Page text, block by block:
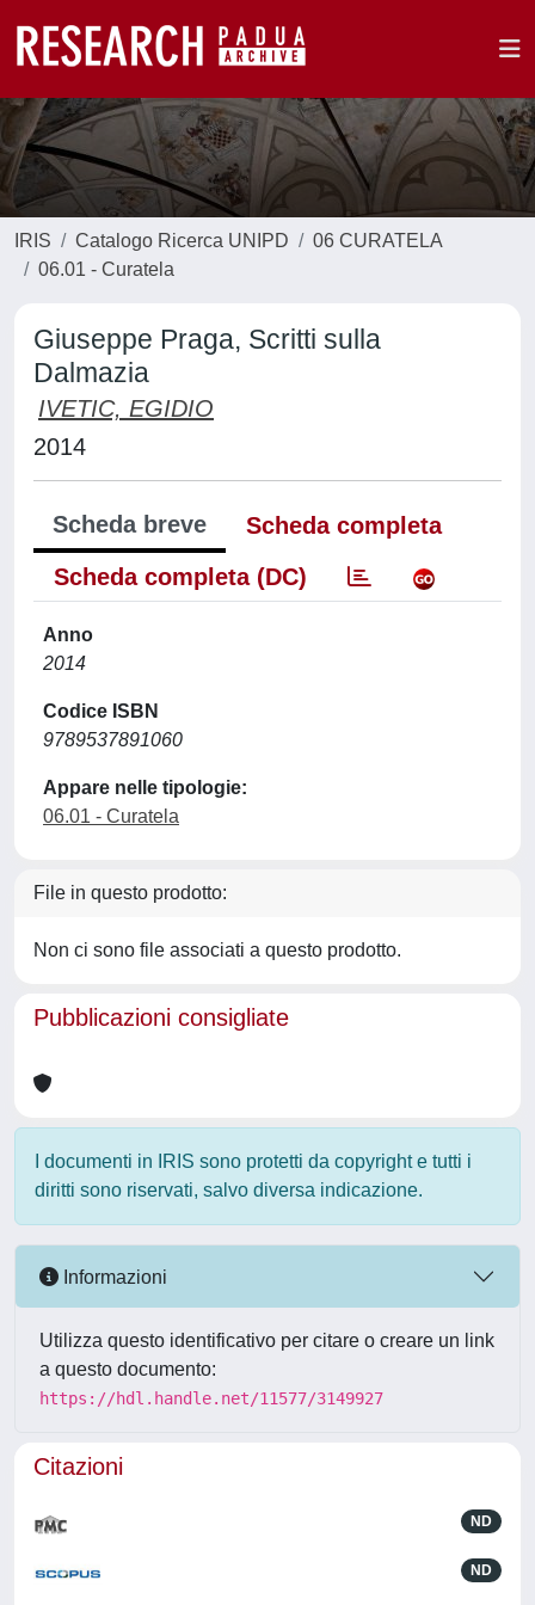
IRIS Catalogo Ricerca UNIPD
06 CURATELA
06.01 - Curatela
Giuseppe Praga, Scritti sulla
Dalmazia
IVETIC, EGIDIO
2014
Scheda breve
Scheda completa
Scheda completa (DC)
Anno
2014
Codice ISBN
9789537891060
Appare nelle tipologie:
06.01 - Curatela
File in questo prodotto:
Non ci sono file associati a questo prodotto.
Pubblicazioni consigliate
I documenti in IRIS sono protetti da copyright e tutti i
diritti sono riservati, salvo diversa indicazione.
Informazioni
Utilizza questo identificativo per citare o creare un link
a questo documento:
https://hdl.handle.net/11577/3149927
Citazioni
ND
ND